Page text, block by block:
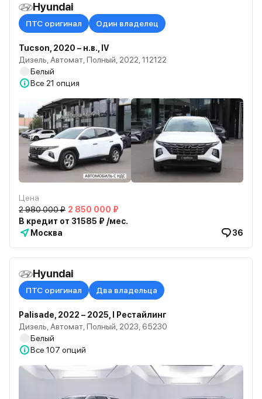
Hyundai
ПТС оригинал Один владелец
Tucson, 2020 – н.в., IV
Дизель, Автомат, Полный, 2022, 112122
Белый
Все 21 опция
Цена
2 980 000 ₽ 2 850 000 ₽
В кредит от 31585 ₽ /мес.
Москва
36
Hyundai
ПТС оригинал Два владельца
Palisade, 2022 – 2025, I Рестайлинг
Дизель, Автомат, Полный, 2023, 65230
Белый
Все 107 опций